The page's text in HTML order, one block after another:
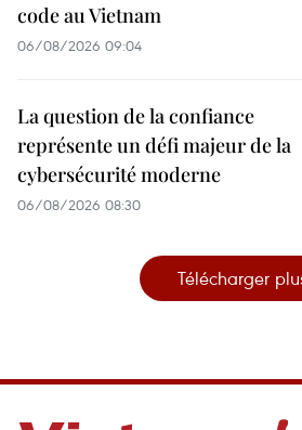
code au Vietnam
06/08/2026 09:04
La question de la confiance
représente un défi majeur de la
cybersécurité moderne
06/08/2026 08:30
Télécharger